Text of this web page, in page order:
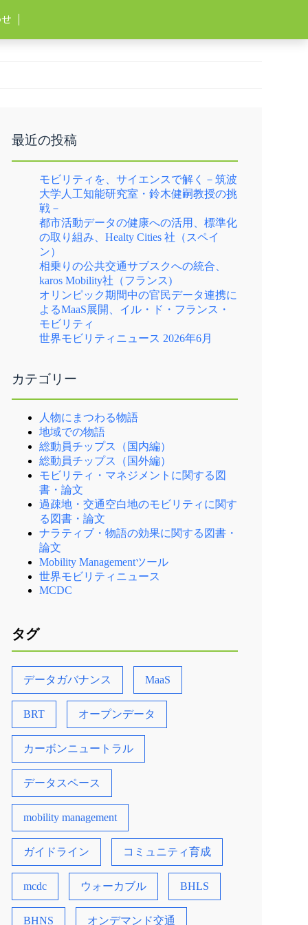
最近の投稿
モビリティを、サイエンスで解く－筑波
大学人工知能研究室・鈴木健嗣教授の挑
戦－
都市活動データの健康への活用、標準化
の取り組み、Healty Cities 社（スペイ
ン）
相乗りの公共交通サブスクへの統合、
karos Mobility社（フランス)
オリンピック期間中の官民データ連携に
よるMaaS展開、イル・ド・フランス・
モビリティ
世界モビリティニュース 2026年6月
カテゴリー
人物にまつわる物語
地域での物語
総動員チップス（国内編）
総動員チップス（国外編）
モビリティ・マネジメントに関する図
書・論文
過疎地・交通空白地のモビリティに関す
る図書・論文
ナラティブ・物語の効果に関する図書・
論文
Mobility Managementツール
世界モビリティニュース
MCDC
タグ
データガバナンス MaaS
BRT オープンデータ
カーボンニュートラル
データスペース
mobility management
ガイドライン コミュニティ育成
mcdc ウォーカブル BHLS
BHNS オンデマンド交通